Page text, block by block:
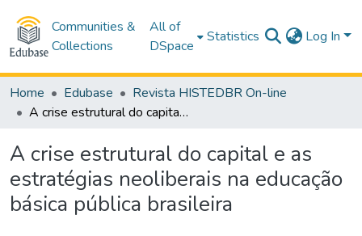
Communities &
Collections
All of
DSpace
Statistics Log In
Home Edubase
Revista HISTEDBR On-line
A crise estrutural do capital e as estratégias neoliberais na educação básica pública brasileira
A crise estrutural do capital e as
estratégias neoliberais na educação
básica pública brasileira